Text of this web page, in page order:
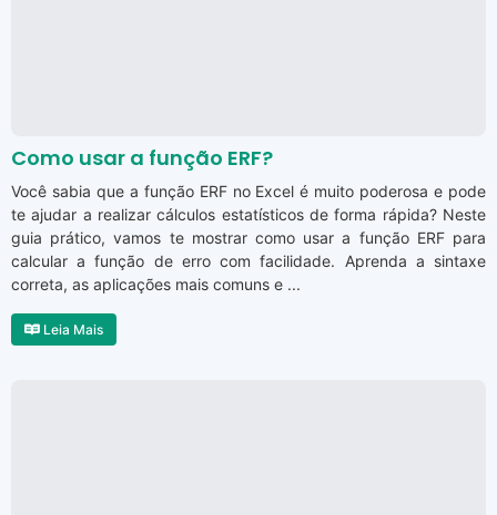
Como usar a função ERF?
Você sabia que a função ERF no Excel é muito poderosa e pode
te ajudar a realizar cálculos estatísticos de forma rápida? Neste
guia prático, vamos te mostrar como usar a função ERF para
calcular a função de erro com facilidade. Aprenda a sintaxe
correta, as aplicações mais comuns e ...
Leia Mais